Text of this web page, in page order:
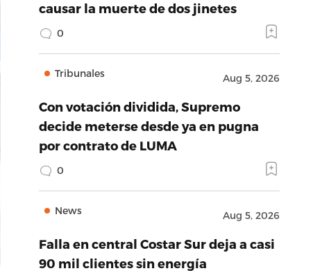
causar la muerte de dos jinetes
0
Tribunales Aug 5, 2026
Con votación dividida, Supremo
decide meterse desde ya en pugna
por contrato de LUMA
0
News Aug 5, 2026
Falla en central Costar Sur deja a casi
90 mil clientes sin energía